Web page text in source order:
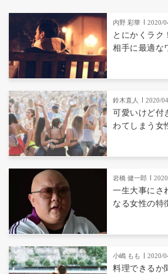
内野 彩華 2020/
とにかくラク
相手に最適な
鈴木直人 2020/
可愛いけど付
わてしまう女
岩橋 健一郎
一生大事にさ
なる女性の特
小嶋 もも 2020/
料理できるか